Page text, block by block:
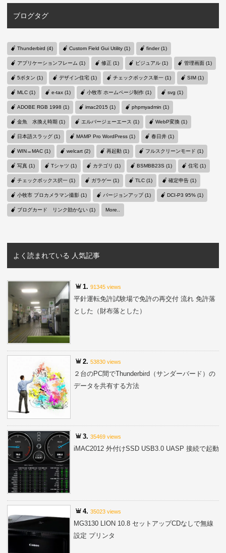
ブログタグ
Thunderbird (4) Custom Field Gui Utility (1) finder (1)
アプリケーションフレーム (1) 修正 (1) ビジュアル (1) 管理画面 (1)
5ボタン (1) デザイン住宅 (1) チェックボックス単一 (1) SIM (1)
MLC (1) e-tax (1) 小牧市 ホームページ制作 (1) svg (1)
ADOBE RGB 1998 (1) imac2015 (1) phpmyadmin (1)
金魚 水換え時期 (1) エルバージェーエース (1) WebP変換 (1)
日本語スラッグ (1) MAMP Pro WordPress (1) 春日井 (1)
WIN→MAC (1) welcart (2) 再起動 (1) フルスクリーンモード (1)
写真 (1) Tシャツ (1) カテゴリ (1) BSMBB23S (1) 住宅 (1)
チェックボックス択一 (1) ガラゲー (1) TLC (1) 確定申告 (1)
小牧市 プロカメラマン撮影 (1) バージョンアップ (1) DCI-P3 95% (1)
ブログカード リンク効かない (1) More..
よく読まれている 人気記事
1.91345 views
平針運転免許試験場で免許の再交付 流れ 免許落
とした（財布落とした）
2.53830 views
２台のPC間でThunderbird（サンダーバード）の
データを共有する方法
3.35469 views
iMAC2012 外付けSSD USB3.0 UASP 接続で起動
4.35023 views
MG3130 LION 10.8 セットアップCDなしで無線
設定 プリンタ